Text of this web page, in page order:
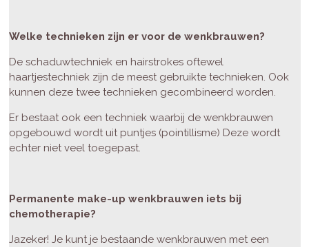
Welke technieken zijn er voor de wenkbrauwen?
De schaduwtechniek en hairstrokes oftewel
haartjestechniek zijn de meest gebruikte technieken. Ook
kunnen deze twee technieken gecombineerd worden.
Er bestaat ook een techniek waarbij de wenkbrauwen
opgebouwd wordt uit puntjes (pointillisme) Deze wordt
echter niet veel toegepast.
Permanente make-up wenkbrauwen iets bij
chemotherapie?
Jazeker! Je kunt je bestaande wenkbrauwen met een